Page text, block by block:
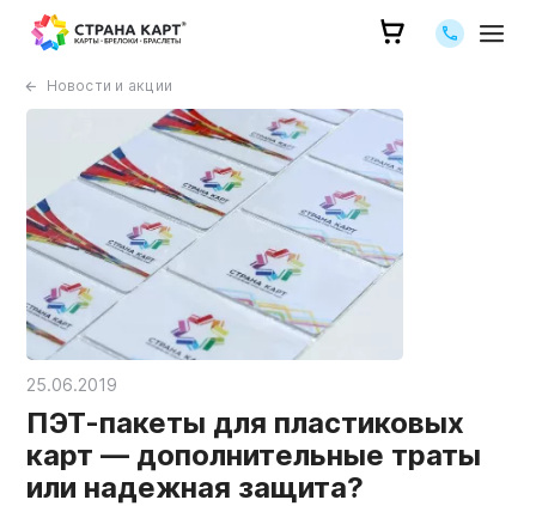
Позвоните
Новости и акции
25.06.2019
ПЭТ-пакеты для пластиковых
карт — дополнительные траты
или надежная защита?